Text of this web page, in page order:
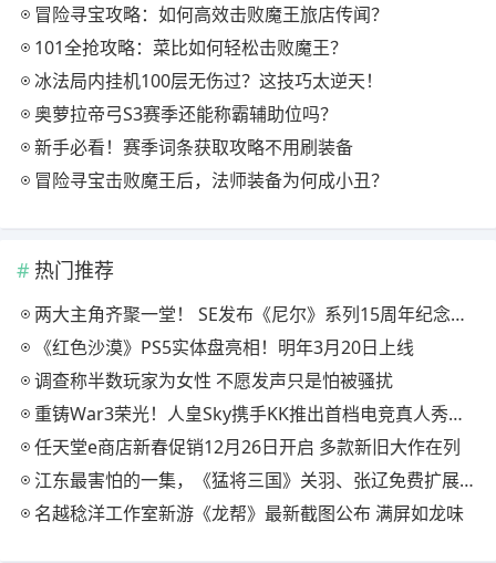
冒险寻宝攻略：如何高效击败魔王旅店传闻？
101全抢攻略：菜比如何轻松击败魔王？
冰法局内挂机100层无伤过？这技巧太逆天！
奥萝拉帝弓S3赛季还能称霸辅助位吗？
新手必看！赛季词条获取攻略不用刷装备
冒险寻宝击败魔王后，法师装备为何成小丑？
热门推荐
两大主角齐聚一堂！ SE发布《尼尔》系列15周年纪念典藏套装
《红色沙漠》PS5实体盘亮相！明年3月20日上线
调查称半数玩家为女性 不愿发声只是怕被骚扰
重铸War3荣光！人皇Sky携手KK推出首档电竞真人秀《寻找下一个Sky》
任天堂e商店新春促销12月26日开启 多款新旧大作在列
江东最害怕的一集，《猛将三国》关羽、张辽免费扩展包现已上线
名越稔洋工作室新游《龙帮》最新截图公布 满屏如龙味